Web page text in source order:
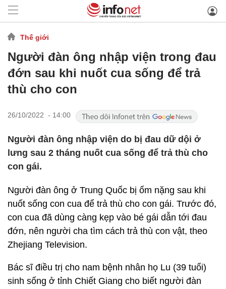
Thế giới
Người đàn ông nhập viện trong đau
đớn sau khi nuốt cua sống để trả
thù cho con
26/10/2022 - 14:00
Người đàn ông nhập viện do bị đau dữ dội ở
lưng sau 2 tháng nuốt cua sống để trả thù cho
con gái.
Người đàn ông ở Trung Quốc bị ốm nặng sau khi
nuốt sống con cua để trả thù cho con gái. Trước đó,
con cua đã dùng càng kẹp vào bé gái dẫn tới đau
đớn, nên người cha tìm cách trả thù con vật, theo
Zhejiang Television.
Bác sĩ điều trị cho nam bệnh nhân họ Lu (39 tuổi)
sinh sống ở tỉnh Chiết Giang cho biết người đàn